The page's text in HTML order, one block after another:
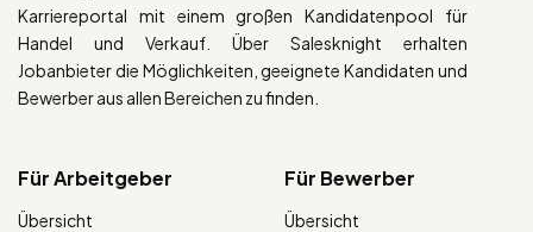
Karriereportal mit einem großen Kandidatenpool für
Handel und Verkauf. Über Salesknight erhalten
Jobanbieter die Möglichkeiten, geeignete Kandidaten und
Bewerber aus allen Bereichen zu finden.
Für Arbeitgeber
Übersicht
Für Bewerber
Übersicht